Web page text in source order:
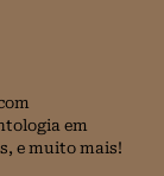
em
e muito mais!